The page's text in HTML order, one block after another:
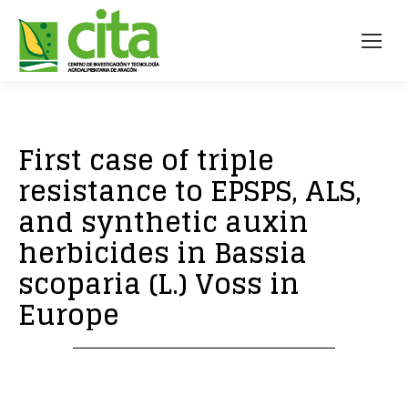
First case of triple
resistance to EPSPS, ALS,
and synthetic auxin
herbicides in Bassia
scoparia (L.) Voss in
Europe